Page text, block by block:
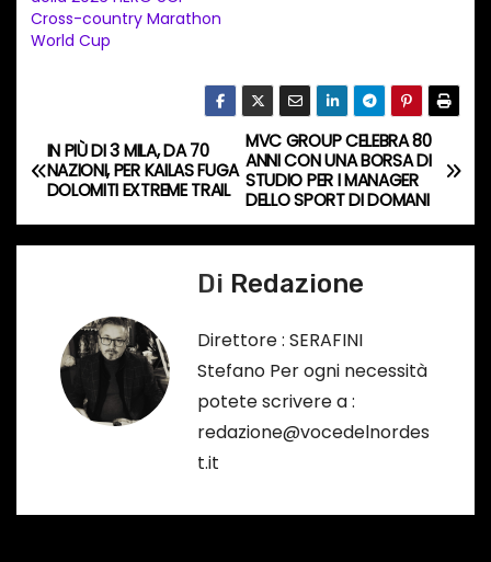
o
…
Cross-country Marathon
World Cup
N
a
v
o
MVC GROUP CELEBRA 80
ANNI CON UNA BORSA DI
STUDIO PER I MANAGER
DELLO SPORT DI DOMANI
IN PIÙ DI 3 MILA, DA 70
NAZIONI, PER KAILAS FUGA
DOLOMITI EXTREME TRAIL
Di Redazione
Direttore : SERAFINI
Stefano Per ogni necessità
potete scrivere a :
redazione@vocedelnordes
t.it